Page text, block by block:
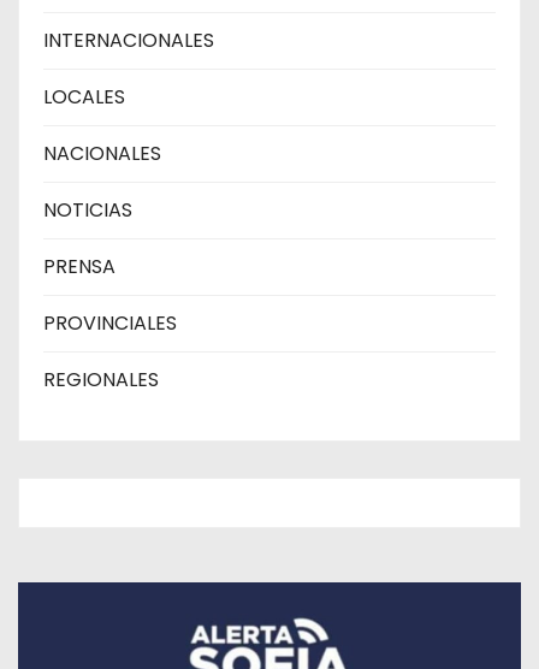
INTERNACIONALES
LOCALES
NACIONALES
NOTICIAS
PRENSA
PROVINCIALES
REGIONALES